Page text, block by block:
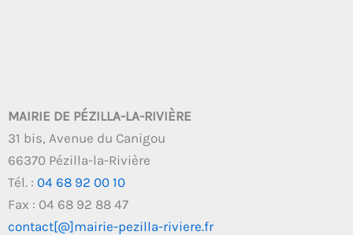
MAIRIE DE PÉZILLA-LA-RIVIÈRE
31 bis, Avenue du Canigou
66370 Pézilla-la-Rivière
Tél. : 04 68 92 00 10
Fax : 04 68 92 88 47
contact[@]mairie-pezilla-riviere.fr